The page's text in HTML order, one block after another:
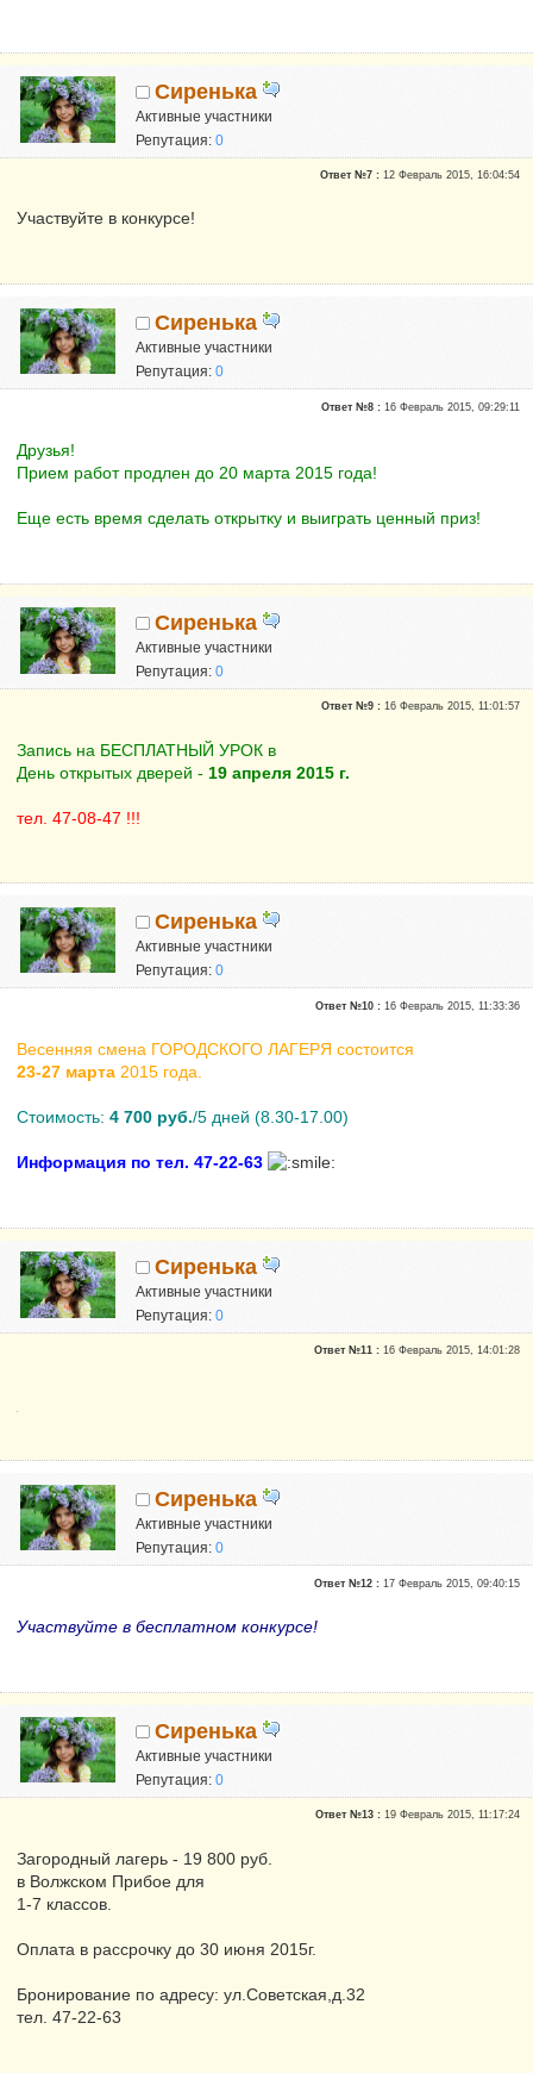
Сиренька
Активные участники
Репутация: 0
Ответ №7 :12 Февраль 2015, 16:04:54
Участвуйте в конкурсе!
Сиренька
Активные участники
Репутация: 0
Ответ №8 :16 Февраль 2015, 09:29:11
Друзья!
Прием работ продлен до 20 марта 2015 года!
Еще есть время сделать открытку и выиграть ценный приз!
Сиренька
Активные участники
Репутация: 0
Ответ №9 :16 Февраль 2015, 11:01:57
Запись на БЕСПЛАТНЫЙ УРОК в
День открытых дверей - 19 апреля 2015 г.
тел. 47-08-47 !!!
Сиренька
Активные участники
Репутация: 0
Ответ №10 :16 Февраль 2015, 11:33:36
Весенняя смена ГОРОДСКОГО ЛАГЕРЯ состоится
23-27 марта 2015 года.
Стоимость: 4 700 руб./5 дней (8.30-17.00)
Информация по тел. 47-22-63
Сиренька
Активные участники
Репутация: 0
Ответ №11 :16 Февраль 2015, 14:01:28
Сиренька
Активные участники
Репутация: 0
Ответ №12 :17 Февраль 2015, 09:40:15
Участвуйте в бесплатном конкурсе!
Сиренька
Активные участники
Репутация: 0
Ответ №13 :19 Февраль 2015, 11:17:24
Загородный лагерь - 19 800 руб.
в Волжском Прибое для
1-7 классов.
Оплата в рассрочку до 30 июня 2015г.
Бронирование по адресу: ул.Советская,д.32
тел. 47-22-63